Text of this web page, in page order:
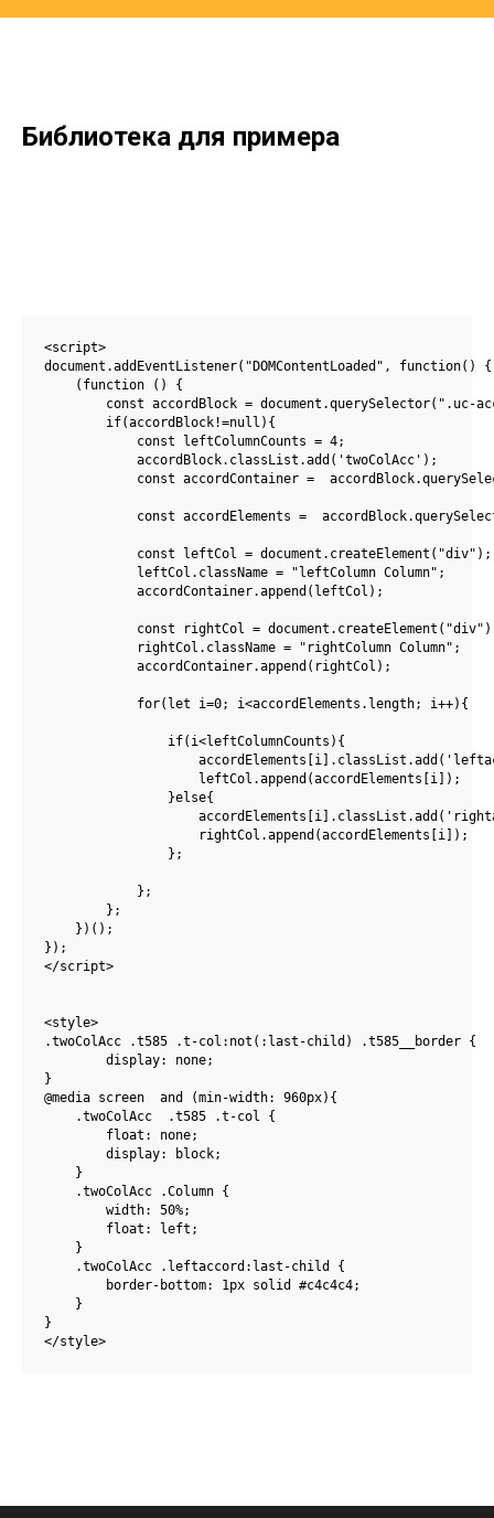
Библиотека для примера
<script>
document.addEventListener("DOMContentLoaded", function() {
    (function () {
const accordBlock = document.querySelector(".uc-
        if(accordBlock!=null){
            const leftColumnCounts = 4;
            accordBlock.classList.add('twoColAcc');
const accordContainer =
const accordElements =
            const leftCol = document.createElement("div");
            leftCol.className = "leftColumn Column";
            accordContainer.append(leftCol);
const rightCol =
            rightCol.className = "rightColumn Column";
            accordContainer.append(rightCol);
            for(let i=0; i<accordElements.length; i++){
                if(i<leftColumnCounts){
                    leftCol.append(accordElements[i]);
                }else{
                    rightCol.append(accordElements[i]);
                };
            };
        };
    })();
});
</script>
<style>
.twoColAcc .t585 .t-col:not(:last-child) .t585__border {
        display: none;
}
@media screen  and (min-width: 960px){
    .twoColAcc  .t585 .t-col {
        float: none;
        display: block;
    }
    .twoColAcc .Column {
        width: 50%;
        float: left;
    }
    .twoColAcc .leftaccord:last-child {
        border-bottom: 1px solid #c4c4c4;
    }
}
</style>